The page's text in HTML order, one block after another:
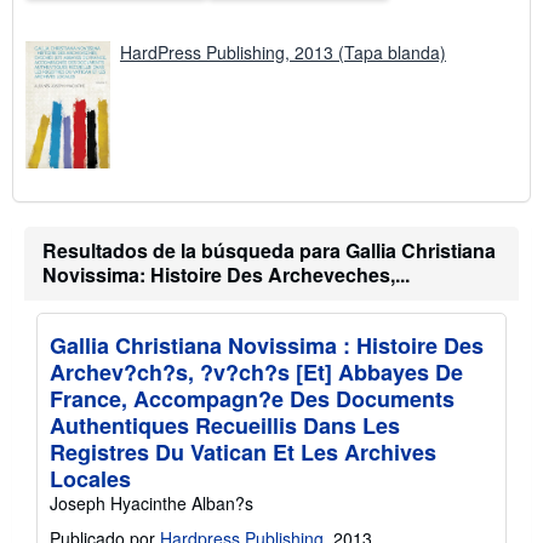
o
HardPress Publishing, 2013 (Tapa blanda)
Resultados de la búsqueda para Gallia Christiana
Novissima: Histoire Des Archeveches,...
Gallia Christiana Novissima : Histoire Des
Archev?ch?s, ?v?ch?s [Et] Abbayes De
France, Accompagn?e Des Documents
Authentiques Recueillis Dans Les
Registres Du Vatican Et Les Archives
Locales
Joseph Hyacinthe Alban?s
Publicado por Hardpress Publishing , 2013